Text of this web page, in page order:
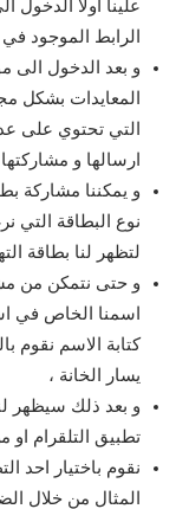
علينا اولا الدخول
الرابط الموجود
و بعد الدخول الى
المعايدات بشكل
التي تحتوي على
ارسالها و
و يمكننا مشاركة
نوع البطاقة التي
لتظهر لنا بطاقة
و حتى نتمكن من
اسمنا الخاص في
كتابة الاسم نقوم
يسار الخانة ،
و بعد ذلك سيظهر
تطبيق التلقرام او
نقوم باختيار احد
المثال من خلال